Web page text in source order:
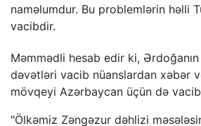
naməlumdur. Bu problemlərin həlli
vacibdir.
Məmmədli hesab edir ki,
dəvətləri vacib nüanslardan xəbər
mövqeyi Azərbaycan üçün də vacib
"Ölkəmiz Zəngəzur dəhlizi